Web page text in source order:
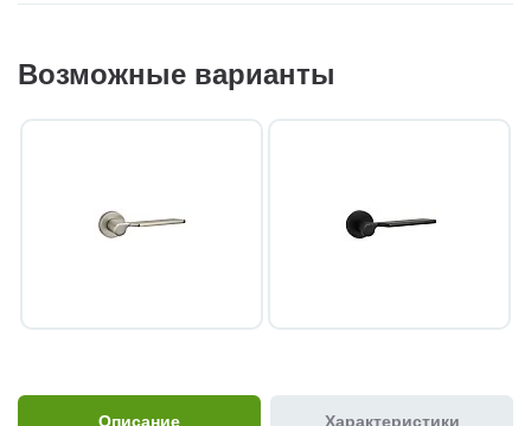
Возможные варианты
Описание Характеристики